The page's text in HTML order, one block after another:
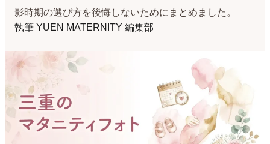
影時期の選び方を後悔しないためにまとめました。
執筆 YUEN MATERNITY 編集部